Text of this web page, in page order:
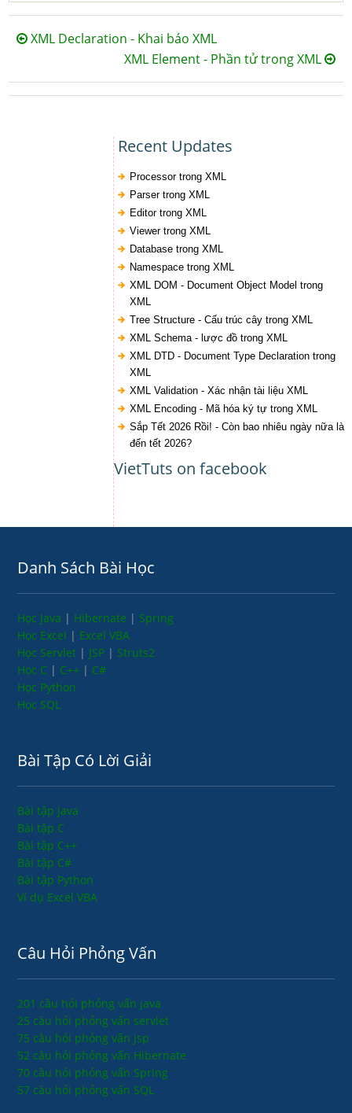
XML Declaration - Khai báo XML
XML Element - Phần tử trong XML
Recent Updates
Processor trong XML
Parser trong XML
Editor trong XML
Viewer trong XML
Database trong XML
Namespace trong XML
XML DOM - Document Object Model trong
XML
Tree Structure - Cấu trúc cây trong XML
XML Schema - lược đồ trong XML
XML DTD - Document Type Declaration trong
XML
XML Validation - Xác nhận tài liệu XML
XML Encoding - Mã hóa ký tự trong XML
Sắp Tết 2026 Rồi! - Còn bao nhiêu ngày nữa là
đến tết 2026?
VietTuts on facebook
Danh Sách Bài Học
Học Java | Hibernate | Spring
Học Excel | Excel VBA
Học Servlet | JSP | Struts2
Học C | C++ | C#
Học Python
Học SQL
Bài Tập Có Lời Giải
Bài tập Java
Bài tập C
Bài tập C++
Bài tập C#
Bài tập Python
Ví dụ Excel VBA
Câu Hỏi Phỏng Vấn
201 câu hỏi phỏng vấn java
25 câu hỏi phỏng vấn servlet
75 câu hỏi phỏng vấn jsp
52 câu hỏi phỏng vấn Hibernate
70 câu hỏi phỏng vấn Spring
57 câu hỏi phỏng vấn SQL